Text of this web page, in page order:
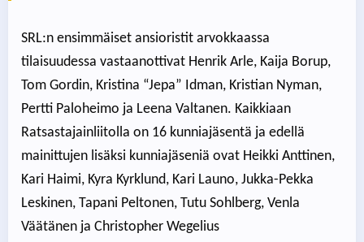
SRL:n ensimmäiset ansioristit arvokkaassa
tilaisuudessa vastaanottivat Henrik Arle, Kaija Borup,
Tom Gordin, Kristina “Jepa” Idman, Kristian Nyman,
Pertti Paloheimo ja Leena Valtanen. Kaikkiaan
Ratsastajainliitolla on 16 kunniajäsentä ja edellä
mainittujen lisäksi kunniajäseniä ovat Heikki Anttinen,
Kari Haimi, Kyra Kyrklund, Kari Launo, Jukka-Pekka
Leskinen, Tapani Peltonen, Tutu Sohlberg, Venla
Väätänen ja Christopher Wegelius